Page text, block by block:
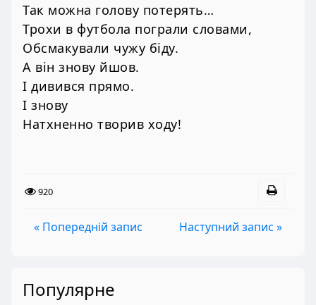
Так можна голову потерять…
Трохи в футбола пограли словами,
Обсмакували чужу біду.
А він знову йшов.
І дивився прямо.
І знову
Натхненно творив ходу!
920
« Попередній запис Наступний запис »
Популярне